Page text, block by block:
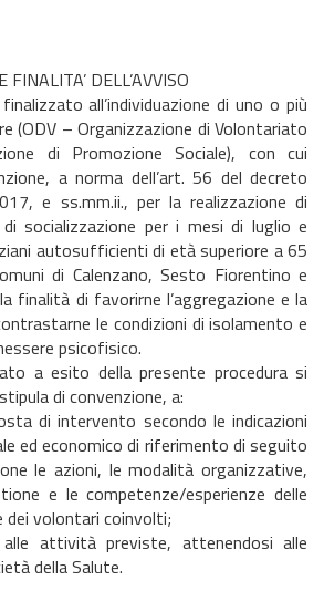
DELL’AVVISO
all’individuazione di uno o più
(ODV – Organizzazione di Volontariato
di Promozione Sociale), con cui
a norma dell’art. 56 del decreto
e ss.mm.ii., per la realizzazione di
socializzazione per i mesi di luglio e
autosufficienti di età superiore a 65
di Calenzano, Sesto Fiorentino e
finalità di favorirne l’aggregazione e la
le condizioni di isolamento e
psicofisico.
a esito della presente procedura si
di convenzione, a:
di intervento secondo le indicazioni
ed economico di riferimento di seguito
le azioni, le modalità organizzative,
e le competenze/esperienze delle
volontari coinvolti;
attività previste, attenendosi alle
della Salute.